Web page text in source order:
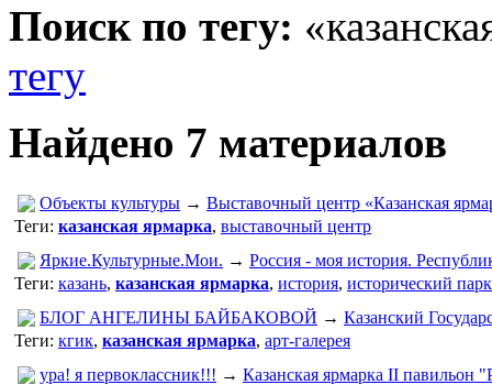
Поиск по тегу:
тегу
Найдено 7 материалов
Объекты культуры → Выставочный центр «Казанская
Теги: казанская ярмарка, выставочный центр
Яркие.Культурные.Мои. → Россия - моя история.
Теги: казань, казанская ярмарка, история, исторический парк
БЛОГ АНГЕЛИНЫ БАЙБАКОВОЙ → Казанский
Теги: кгик, казанская ярмарка, арт-галерея
ура! я первоклассник!!! → Казанская ярмарка II павильон